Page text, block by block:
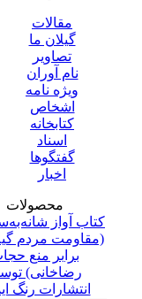
مقالات
گیلان ما
تصاویر
نام آوران
ویژه نامه
اشخاص
کتابخانه
اسناد
گفتگوها
اخبار
محصولات